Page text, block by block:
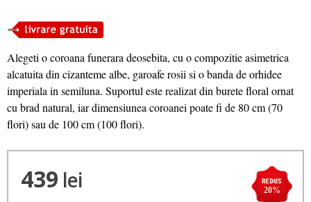
Alegeti o coroana funerara deosebita, cu o compozitie asimetrica
alcatuita din cizanteme albe, garoafe rosii si o banda de orhidee
imperiala in semiluna. Suportul este realizat din burete floral ornat
cu brad natural, iar dimensiunea coroanei poate fi de 80 cm (70
flori) sau de 100 cm (100 flori).
20%
439 lei